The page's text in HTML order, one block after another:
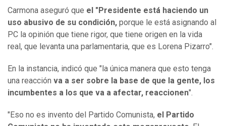
Carmona aseguró que el "Presidente está haciendo un
uso abusivo de su condición, porque le está asignando al
PC la opinión que tiene rigor, que tiene origen en la vida
real, que levanta una parlamentaria, que es Lorena Pizarro".
En la instancia, indicó que "la única manera que esto tenga
una reacción va a ser sobre la base de que la gente, los
incumbentes a los que va a afectar, reaccionen".
"Eso no es invento del Partido Comunista, el Partido